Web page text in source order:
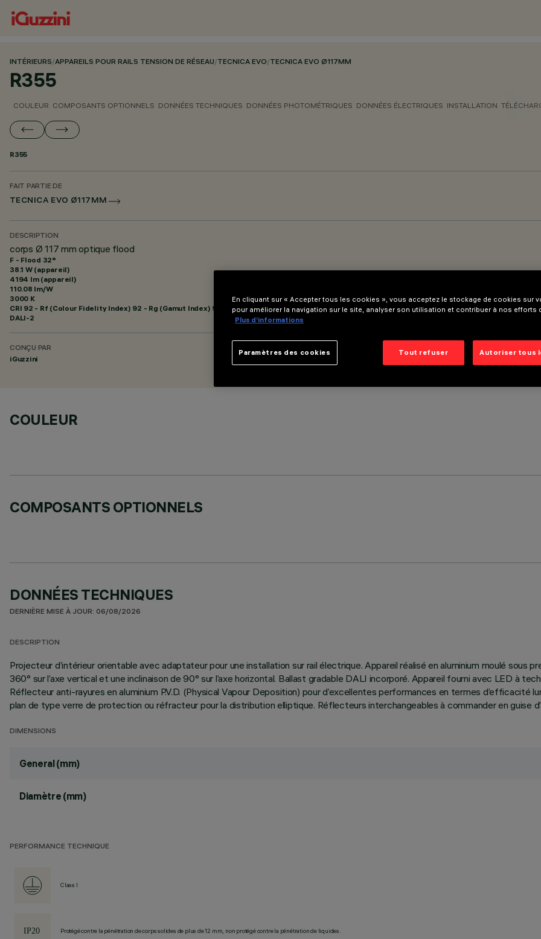
INTÉRIEURS/APPAREILS POUR RAILS TENSION DE RÉSEAU/TECNICA EVO/TECNICA EVO Ø117MM
R355
COULEUR COMPOSANTS OPTIONNELS DONNÉES TECHNIQUES DONNÉES PHOTOMÉTRIQUES DONNÉES ÉLECTRIQUES INSTALLATION
R355
FAIT PARTIE DE
TECNICA EVO Ø117MM
DESCRIPTION
corps Ø 117 mm optique flood
F - Flood 32°
38.1 W (appareil)
4194 lm (appareil)
110.08 lm/W
3000 K
CRI 92 - Rf (Colour Fidelity Index) 92 - Rg (Gamut Index) 99
DALI-2
CONÇU PAR
iGuzzini
COULEUR
COMPOSANTS OPTIONNELS
DONNÉES TECHNIQUES
DERNIÈRE MISE À JOUR: 06/08/2026
DESCRIPTION
Projecteur d’intérieur orientable avec adaptateur pour une installation sur rail électrique. Appareil réalisé en aluminium moulé
360° sur l’axe vertical et une inclinaison de 90° sur l’axe horizontal. Ballast gradable DALI incorporé. Appareil fourni avec LED à
Réflecteur anti-rayures en aluminium P.V.D. (Physical Vapour Deposition) pour d’excellentes performances en termes d’efficacité
plan de type verre de protection ou réfracteur pour la distribution elliptique. Réflecteurs interchangeables à commander en guise
DIMENSIONS
General (mm)
Diamètre (mm)
PERFORMANCE TECHNIQUE
Class I
Protégé contre la pénétration de corps solides de plus de 12 mm, non protégé contre la pénétration de liquides.
En cliquant sur « Accepter tous les cookies », vous acceptez le stockage de cookies sur
pour améliorer la navigation sur le site, analyser son utilisation et contribuer à nos efforts
Plus d’informations
Tout refuser Autoriser tous
Paramètres des cookies